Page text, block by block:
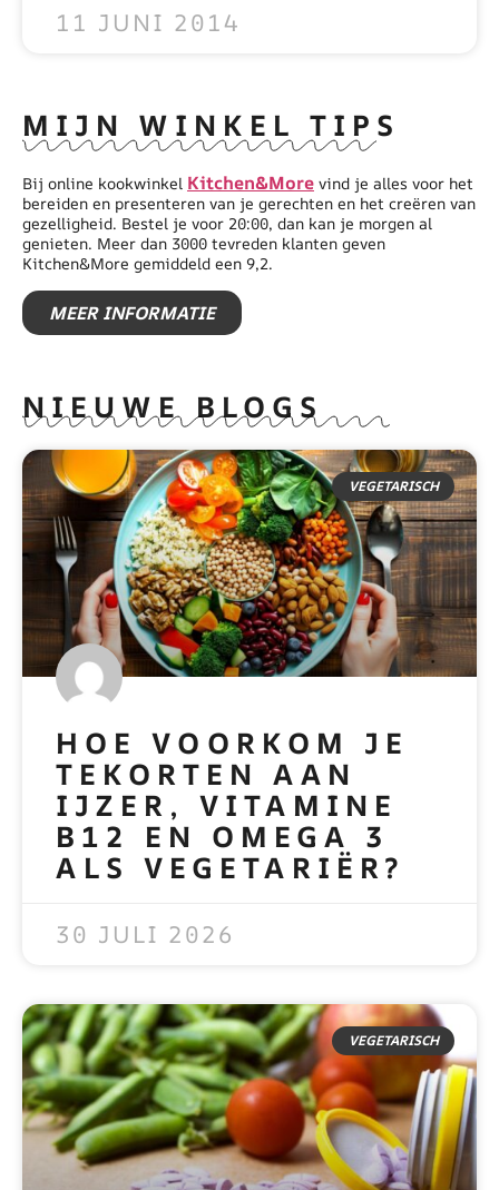
11 JUNI 2014
MIJN WINKEL TIPS
Bij online kookwinkel Kitchen&More vind je alles voor het
bereiden en presenteren van je gerechten en het creëren van
gezelligheid. Bestel je voor 20:00, dan kan je morgen al
genieten. Meer dan 3000 tevreden klanten geven
Kitchen&More gemiddeld een 9,2.
MEER INFORMATIE
NIEUWE BLOGS
VEGETARISCH
HOE VOORKOM JE
TEKORTEN AAN
IJZER, VITAMINE
B12 EN OMEGA 3
ALS VEGETARIËR?
30 JULI 2026
VEGETARISCH